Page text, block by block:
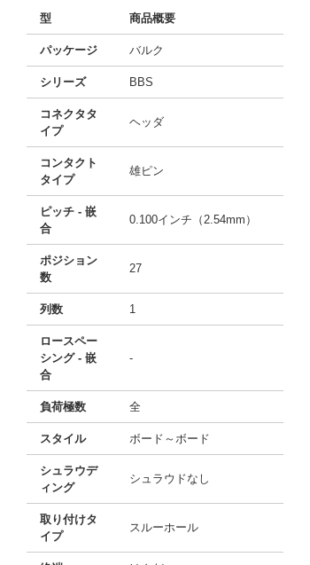
型 商品概要
パッケージ バルク
シリーズ BBS
コネクタタ
イプ
ヘッダ
コンタクト
タイプ
雄ピン
ピッチ - 嵌
合
0.100インチ（2.54mm）
ポジション
数
27
列数 1
ロースペー
シング - 嵌
合
-
負荷極数 全
スタイル ボード～ボード
シュラウデ
ィング
シュラウドなし
取り付けタ
イプ
スルーホール